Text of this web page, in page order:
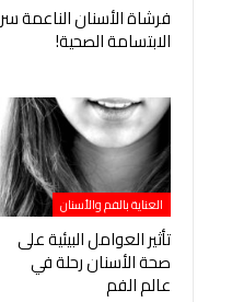
فرشاة الأسنان الناعمة سر
الابتسامة الصحية!
العناية بالفم والأسنان
تأثير العوامل البيئية على
صحة الأسنان رحلة في
عالم الفم